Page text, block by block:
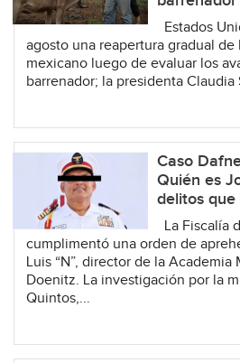
Estados
agosto una reapertura gradual de
mexicano luego de evaluar los
barrenador; la presidenta Claudia
Caso
Quién es
delitos que
La Fiscalía
cumplimentó una orden de
Luis “N”, director de la Academia
Doenitz. La investigación por la
Quintos,...